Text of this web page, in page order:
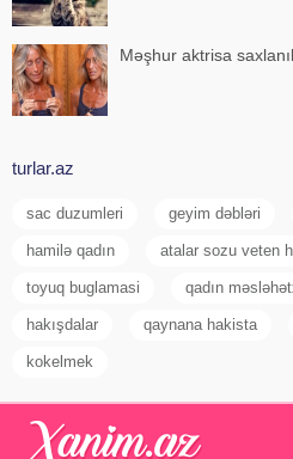
Məşhur aktrisa
turlar.az
sac duzumleri geyim dəbləri
hamilə qadın atalar sozu veten
toyuq buglamasi qadın
hakışdalar qaynana hakista
kokelmek